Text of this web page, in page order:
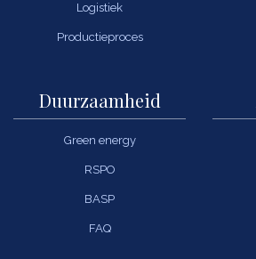
Logistiek
Productieproces
Duurzaamheid
Green energy
RSPO
BASP
FAQ